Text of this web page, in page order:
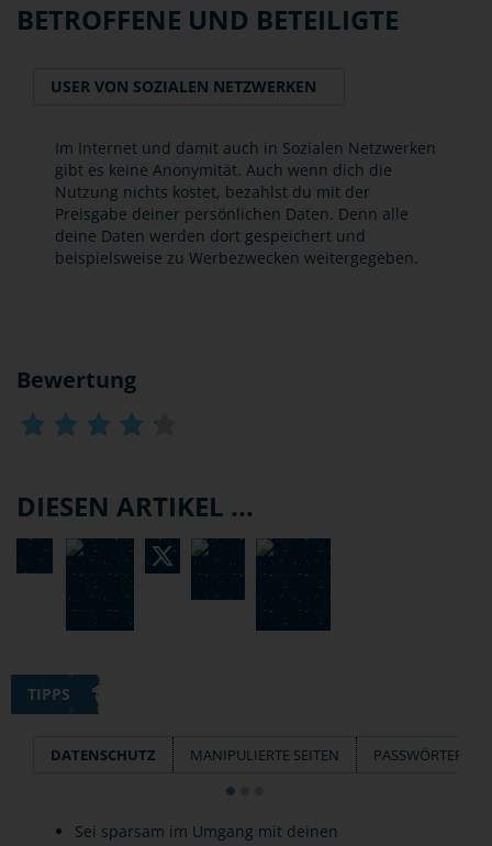
BETROFFENE UND BETEILIGTE
USER VON SOZIALEN NETZWERKEN
Im Internet und damit auch in Sozialen Netzwerken
gibt es keine Anonymität. Auch wenn dich die
Nutzung nichts kostet, bezahlst du mit der
Preisgabe deiner persönlichen Daten. Denn alle
deine Daten werden dort gespeichert und
beispielsweise zu Werbezwecken weitergegeben.
Bewertung
DIESEN ARTIKEL ...
TIPPS
DATENSCHUTZ MANIPULIERTE SEITEN PASSWÖRTER
Sei sparsam im Umgang mit deinen